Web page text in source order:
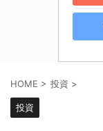
HOME > 投資 >
投資